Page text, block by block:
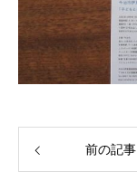
前の記事